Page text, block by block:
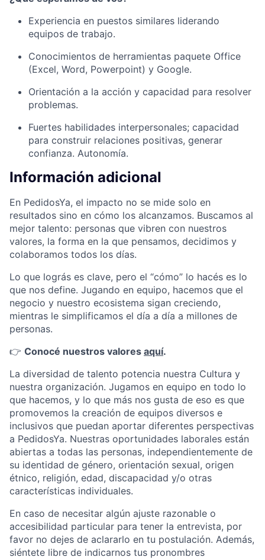
Experiencia en puestos similares liderando
equipos de trabajo.
Conocimientos de herramientas paquete Office
(Excel, Word, Powerpoint) y Google.
Orientación a la acción y capacidad para resolver
problemas.
Fuertes habilidades interpersonales; capacidad
para construir relaciones positivas, generar
confianza. Autonomía.
Información adicional
En PedidosYa, el impacto no se mide solo en
resultados sino en cómo los alcanzamos. Buscamos al
mejor talento: personas que vibren con nuestros
valores, la forma en la que pensamos, decidimos y
colaboramos todos los días.
Lo que lográs es clave, pero el “cómo” lo hacés es lo
que nos define. Jugando en equipo, hacemos que el
negocio y nuestro ecosistema sigan creciendo,
mientras le simplificamos el día a día a millones de
personas.
👉 Conocé nuestros valores aquí.
La diversidad de talento potencia nuestra Cultura y
nuestra organización. Jugamos en equipo en todo lo
que hacemos, y lo que más nos gusta de eso es que
promovemos la creación de equipos diversos e
inclusivos que puedan aportar diferentes perspectivas
a PedidosYa. Nuestras oportunidades laborales están
abiertas a todas las personas, independientemente de
su identidad de género, orientación sexual, origen
étnico, religión, edad, discapacidad y/o otras
características individuales.
En caso de necesitar algún ajuste razonable o
accesibilidad particular para tener la entrevista, por
favor no dejes de aclararlo en tu postulación. Además,
siéntete libre de indicarnos tus pronombres